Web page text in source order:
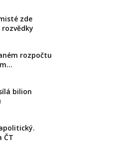
zde
rozpočtu
bilion
ČT